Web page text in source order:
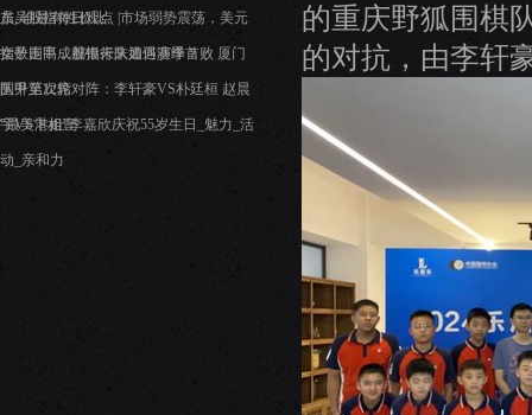
员, 谁最有性价比
东吴股指每日观点 |市场弱势震荡，美元
指数走高，股指未来如何演绎？
女子围甲成都银行队遭遇赛季首败 厦门
队升至次席
围甲第12轮对阵：李轩豪VS朴廷桓 赵晨
宇VS卞相壹
“最美港姐”李嘉欣庆祝55岁生日_魅力_活
动_亲和力
的重庆野狐围棋
的对抗，由李轩